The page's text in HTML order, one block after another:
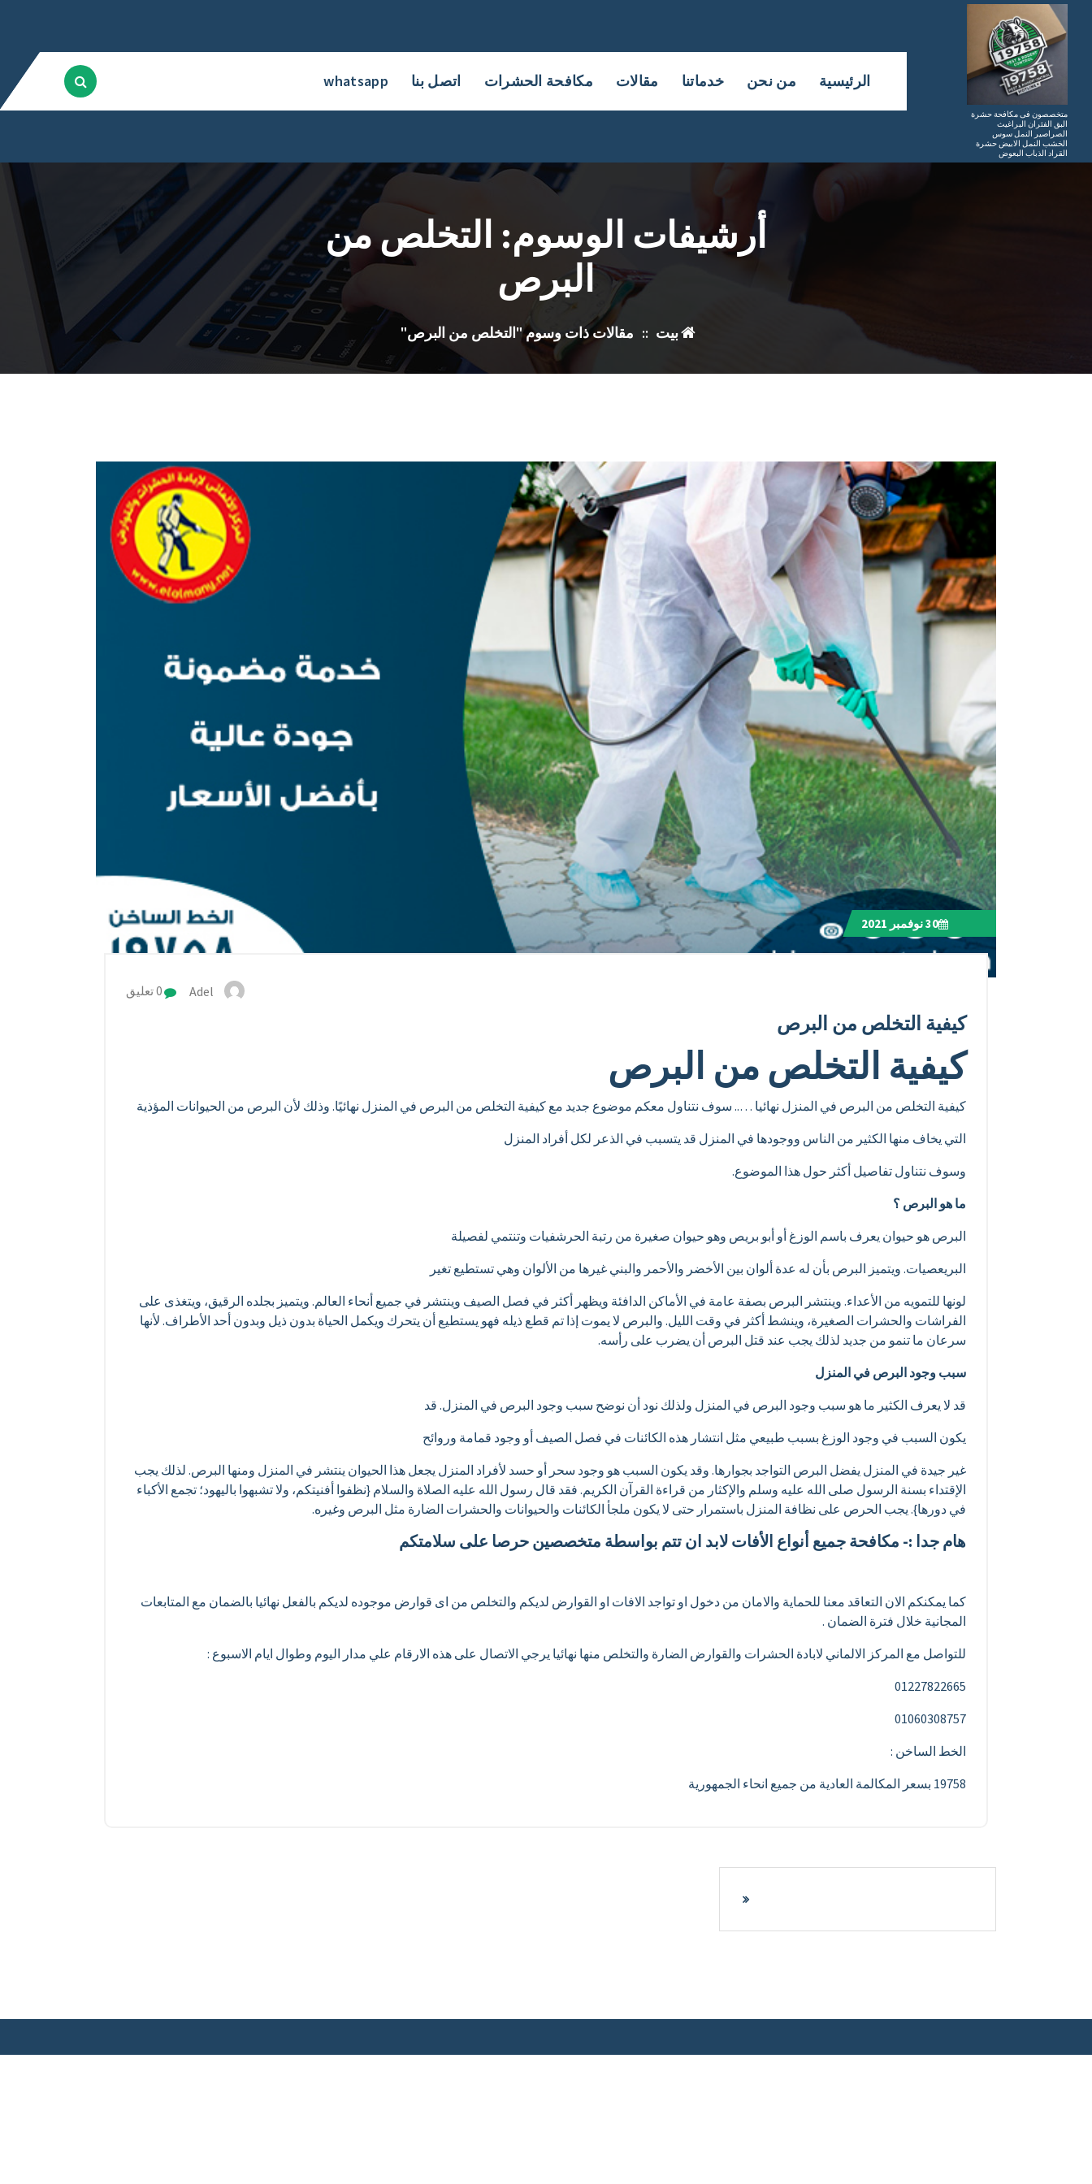
التجاوز
المحتوى
متخصصون فى مكافحة حشرة
البق الفئران البراغيث
الصراصير النمل سوس
الخشب النمل الابيض حشرة
القراد الذباب البعوض
الرئيسية من نحن خدماتنا مقالات مكافحة الحشرات اتصل بنا whatsapp
أرشيفات الوسوم: التخلص من
البرص
بيت :: مقالات ذات وسوم "التخلص من البرص"
30نوفمبر 2021
Adel
كيفية التخلص من البرص
كيفية التخلص من البرص
كيفية التخلص من البرص في المنزل نهائيا ….. سوف نتناول معكم موضوع جديد مع كيفية التخلص من البرص في المنزل نهائيًا. وذلك لأن البرص من الحيوانات المؤذية
التي يخاف منها الكثير من الناس ووجودها في المنزل قد يتسبب في الذعر لكل أفراد المنزل
وسوف نتناول تفاصيل أكثر حول هذا الموضوع.
ما هو البرص ؟
البرص هو حيوان يعرف باسم الوزغ أو أبو بريص وهو حيوان صغيرة من رتبة الحرشفيات وتنتمي لفصيلة
البريعصيات. ويتميز البرص بأن له عدة ألوان بين الأخضر والأحمر والبني غيرها من الألوان وهي تستطيع تغير
لونها للتمويه من الأعداء. وينتشر البرص بصفة عامة في الأماكن الدافئة ويظهر أكثر في فصل الصيف وينتشر في جميع أنحاء العالم. ويتميز بجلده الرقيق، ويتغذى على
الفراشات والحشرات الصغيرة، وينشط أكثر في وقت الليل. والبرص لا يموت إذا تم قطع ذيله فهو يستطيع أن يتحرك ويكمل الحياة بدون ذيل وبدون أحد الأطراف. لأنها
سرعان ما تنمو من جديد لذلك يجب عند قتل البرص أن يضرب على رأسه.
سبب وجود البرص في المنزل
قد لا يعرف الكثير ما هو سبب وجود البرص في المنزل ولذلك نود أن نوضح سبب وجود البرص في المنزل. قد
يكون السبب في وجود الوزغ بسبب طبيعي مثل انتشار هذه الكائنات في فصل الصيف أو وجود قمامة وروائح
غير جيدة في المنزل يفضل البرص التواجد بجوارها. وقد يكون السبب هو وجود سحر أو حسد لأفراد المنزل يجعل هذا الحيوان ينتشر في المنزل ومنها البرص. لذلك يجب
الإقتداء بسنة الرسول صلى الله عليه وسلم والإكثار من قراءة القرآن الكريم. فقد قال رسول الله عليه الصلاة والسلام {نظفوا أفنيتكم، ولا تشبهوا باليهود؛ تجمع الأكباء
في دورها}. يجب الحرص على نظافة المنزل باستمرار حتى لا يكون ملجأ الكائنات والحيوانات والحشرات الضارة مثل البرص وغيره.
هام جدا :- مكافحة جميع أنواع الأفات لابد ان تتم بواسطة متخصصين حرصا على سلامتكم
كما يمكنكم الان التعاقد معنا للحماية والامان من دخول او تواجد الافات او القوارض لديكم والتخلص من اى قوارض موجوده لديكم بالفعل نهائيا بالضمان مع المتابعات
المجانية خلال فترة الضمان .
للتواصل مع المركز الالماني لابادة الحشرات والقوارض الضارة والتخلص منها نهائيا يرجي الاتصال على هذه الارقام علي مدار اليوم وطوال ايام الاسبوع :
01227822665
01060308757
الخط الساخن :
19758 بسعر المكالمة العادية من جميع انحاء الجمهورية